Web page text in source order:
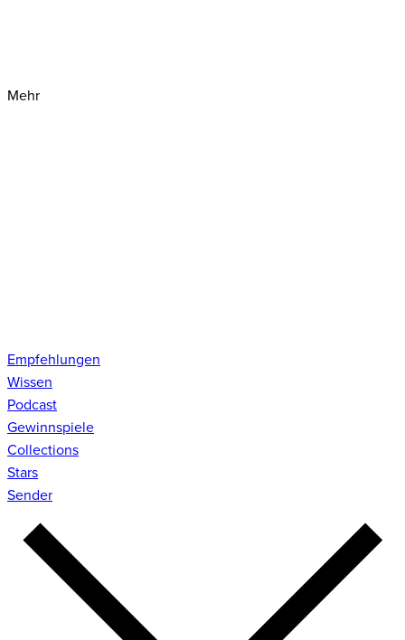
Mehr
Empfehlungen
Wissen
Podcast
Gewinnspiele
Collections
Stars
Sender